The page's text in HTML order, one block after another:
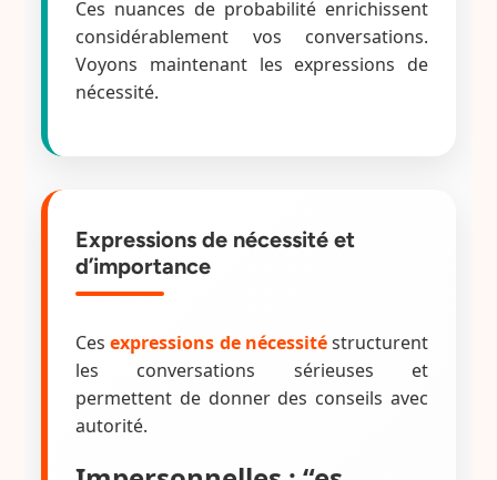
Ces nuances de probabilité enrichissent
considérablement vos conversations.
Voyons maintenant les expressions de
nécessité.
Expressions de nécessité et
d’importance
Cesexpressions de nécessitéstructurent
les conversations sérieuses et
permettent de donner des conseils avec
autorité.